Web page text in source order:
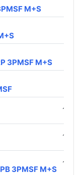
M+S
3PMSF M+S
3PMSF M+S